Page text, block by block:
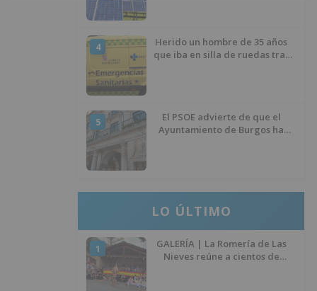
4
Herido un hombre de 35 años
que iba en silla de ruedas tras
5
El PSOE advierte de que el
Ayuntamiento de Burgos ha
LO ÚLTIMO
1
GALERÍA | La Romería de Las
Nieves reúne a cientos de